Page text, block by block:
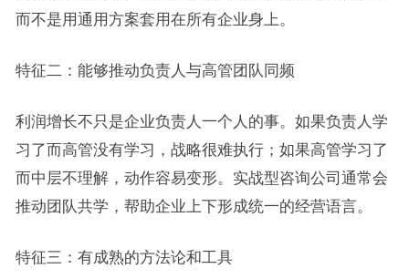
而不是用通用方案套用在所有企业身上。
特征二：能够推动负责人与高管团队同频
利润增长不只是企业负责人一个人的事。如果负责人学
习了而高管没有学习，战略很难执行；如果高管学习了
而中层不理解，动作容易变形。实战型咨询公司通常会
推动团队共学，帮助企业上下形成统一的经营语言。
特征三：有成熟的方法论和工具